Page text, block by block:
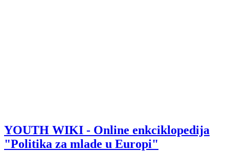
YOUTH WIKI - Online enkciklopedija
"Politika za mlade u Europi"